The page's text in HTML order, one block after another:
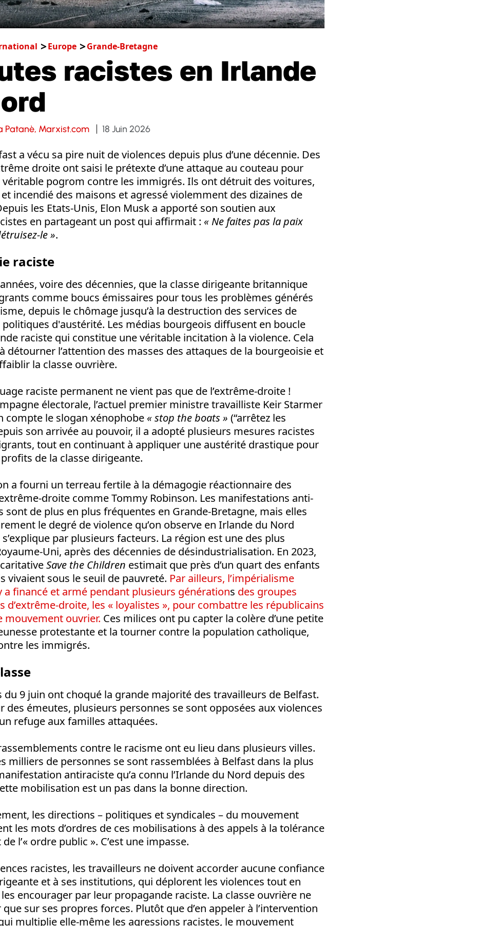
Europe Grande-Bretagne
racistes en Irlande
Patanè, Marxist.com 18 Juin 2026
a vécu sa pire nuit de violences depuis plus d’une décennie. Des
droite ont saisi le prétexte d’une attaque au couteau pour
pogrom contre les immigrés. Ils ont détruit des voitures,
et incendié des maisons et agressé violemment des dizaines de
les Etats-Unis, Elon Musk a apporté son soutien aux
en partageant un post qui affirmait : «Ne faites pas la paix
le ».
raciste
voire des décennies, que la classe dirigeante britannique
comme boucs émissaires pour tous les problèmes générés
depuis le chômage jusqu’à la destruction des services de
politiques d'austérité. Les médias bourgeois diffusent en boucle
raciste qui constitue une véritable incitation à la violence. Cela
détourner l’attention des masses des attaques de la bourgeoisie et
la classe ouvrière.
raciste permanent ne vient pas que de l’extrême-droite !
électorale, l’actuel premier ministre travailliste Keir Starmer
compte le slogan xénophobe « stop the boats » (“arrêtez les
son arrivée au pouvoir, il a adopté plusieurs mesures racistes
tout en continuant à appliquer une austérité drastique pour
de la classe dirigeante.
a fourni un terreau fertile à la démagogie réactionnaire des
droite comme Tommy Robinson. Les manifestations anti-
de plus en plus fréquentes en Grande-Bretagne, mais elles
le degré de violence qu’on observe en Irlande du Nord
par plusieurs facteurs. La région est une des plus
Uni, après des décennies de désindustrialisation. En 2023,
Save the Children estimait que près d’un quart des enfants
vivaient sous le seuil de pauvreté. Par ailleurs, l’impérialisme
a financé et armé pendant plusieurs générations des groupes
d’extrême-droite, les « loyalistes », pour combattre les républicains
mouvement ouvrier. Ces milices ont pu capter la colère d’une petite
protestante et la tourner contre la population catholique,
les immigrés.
du 9 juin ont choqué la grande majorité des travailleurs de Belfast.
des émeutes, plusieurs personnes se sont opposées aux violences
refuge aux familles attaquées.
contre le racisme ont eu lieu dans plusieurs villes.
milliers de personnes se sont rassemblées à Belfast dans la plus
antiraciste qu’a connu l’Irlande du Nord depuis des
mobilisation est un pas dans la bonne direction.
les directions – politiques et syndicales – du mouvement
les mots d’ordres de ces mobilisations à des appels à la tolérance
l’« ordre public ». C’est une impasse.
racistes, les travailleurs ne doivent accorder aucune confiance
et à ses institutions, qui déplorent les violences tout en
encourager par leur propagande raciste. La classe ouvrière ne
sur ses propres forces. Plutôt que d’en appeler à l’intervention
multiplie elle-même les agressions racistes, le mouvement